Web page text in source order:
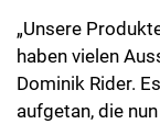
„Unsere
haben vielen
Dominik Rider.
aufgetan, die